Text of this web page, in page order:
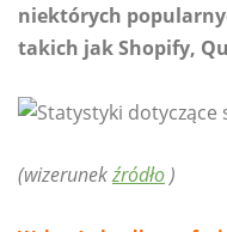
niektórych
takich jak Shopify,
(wizerunekźródło )